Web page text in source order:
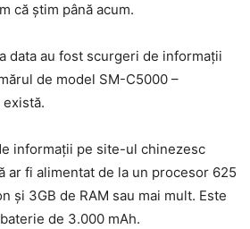
că știm până acum.
data au fost scurgeri de informații
de model SM-C5000 –
informații pe site-ul chinezesc
ar fi alimentat de la un procesor 625
și 3GB de RAM sau mai mult. Este
de 3.000 mAh.